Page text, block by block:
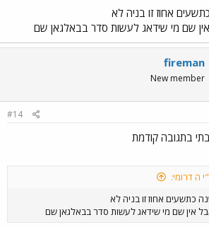
אחוז זו בניה לא
שם מי שידאג לעשות סדר בבאלגאן שם
fireman
New member
#14
בתגובה קודמת
ה דרומי:
כתשעים אחוז זו בניה לא
אין שם מי שידאג לעשות סדר בבאלגאן שם